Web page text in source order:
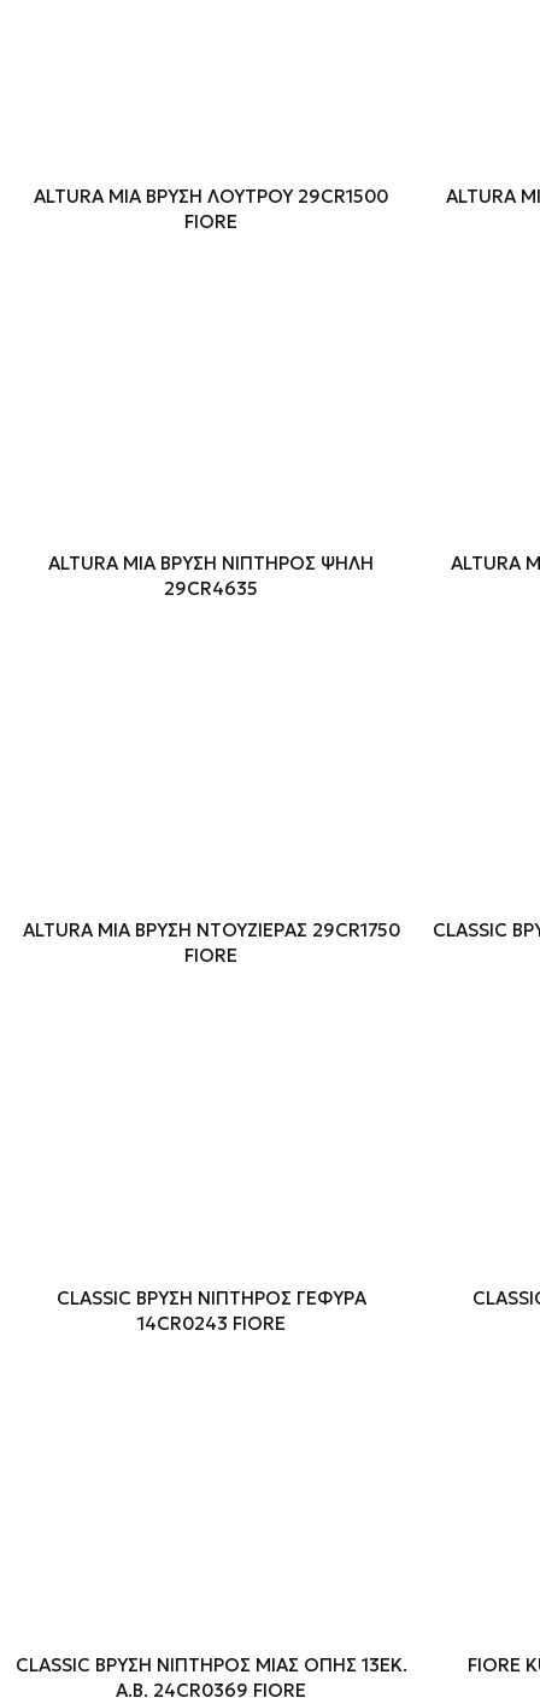
ALTURA MIA ΒΡΥΣΗ ΛΟΥΤΡΟΥ 29CR1500
FIORE
ALTURA
ALTURA MIA ΒΡΥΣΗ ΝΙΠΤΗΡΟΣ ΨΗΛΗ
29CR4635
ALTURA
ALTURA MIA ΒΡΥΣΗ ΝΤΟΥΖΙΕΡΑΣ 29CR1750
FIORE
CLASSIC
CLASSIC ΒΡΥΣΗ ΝΙΠΤΗΡΟΣ ΓΕΦΥΡΑ
14CR0243 FIORE
CLASSIC ΒΡΥΣΗ ΝΙΠΤΗΡΟΣ ΜΙΑΣ ΟΠΗΣ 13ΕΚ.
Α.Β. 24CR0369 FIORE
FIORE